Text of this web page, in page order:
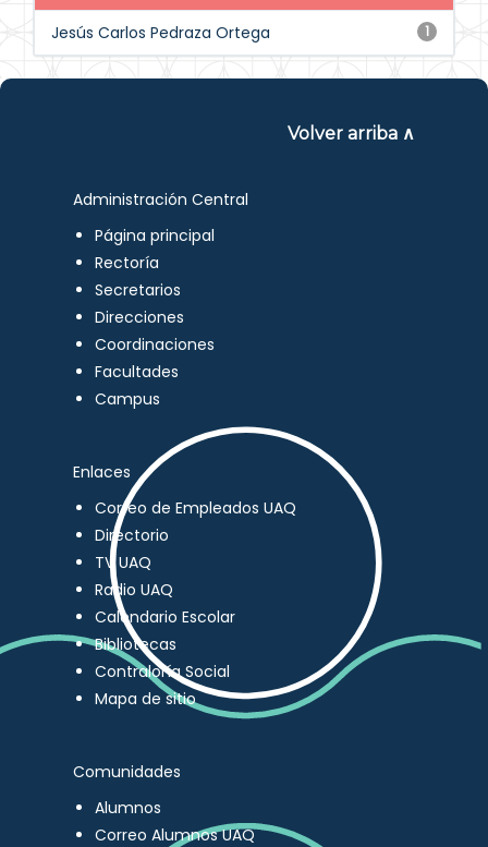
1
Jesús Carlos Pedraza Ortega
Volver arriba ∧
Administración Central
Página principal
Rectoría
Secretarios
Direcciones
Coordinaciones
Facultades
Campus
Enlaces
Correo de Empleados UAQ
Directorio
TV UAQ
Radio UAQ
Calendario Escolar
Bibliotecas
Contraloría Social
Mapa de sitio
Comunidades
Alumnos
Correo Alumnos UAQ